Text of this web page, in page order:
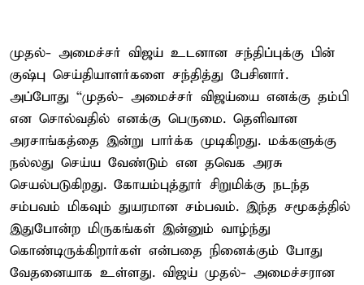
முதல்- அமைச்சர் விஜய் உடனான சந்திப்புக்கு பின்
குஷ்பு செய்தியாளர்களை சந்தித்து பேசினார்.
அப்போது “முதல்- அமைச்சர் விஜய்யை எனக்கு தம்பி
என சொல்வதில் எனக்கு பெருமை. தெளிவான
அரசாங்கத்தை இன்று பார்க்க முடிகிறது. மக்களுக்கு
நல்லது செய்ய வேண்டும் என தவெக அரசு
செயல்படுகிறது. கோயம்புத்தூர் சிறுமிக்கு நடந்த
சம்பவம் மிகவும் துயரமான சம்பவம். இந்த சமூகத்தில்
இதுபோன்ற மிருகங்கள் இன்னும் வாழ்ந்து
கொண்டிருக்கிறார்கள் என்பதை நினைக்கும் போது
வேதனையாக உள்ளது. விஜய் முதல்- அமைச்சரான